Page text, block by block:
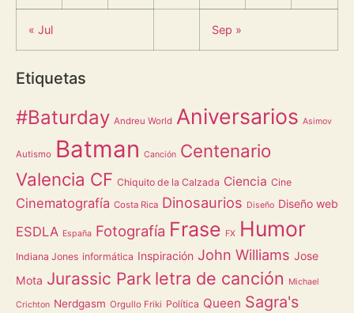
« Jul Sep »
Etiquetas
#Baturday Andreu World Aniversarios Asimov
Autismo Batman Canción Centenario
Valencia CF Chiquito de la Calzada Ciencia Cine
Cinematografía Costa Rica Dinosaurios Diseño Diseño web
ESDLA España Fotografía Frase FX Humor
Indiana Jones informática Inspiración John Williams Jose
Mota Jurassic Park letra de canción Michael
Crichton Nerdgasm Orgullo Friki Política Queen Sagra's